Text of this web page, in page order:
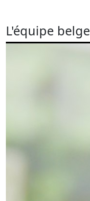
L'équipe belge